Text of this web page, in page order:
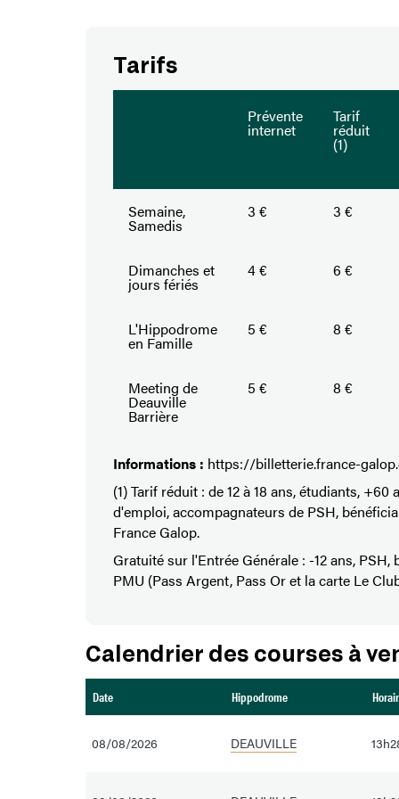
Tarifs
Prévente
internet
Tarif
réduit
(1)
Semaine,
Samedis
3 € 3 €
Dimanches et
jours fériés
4 € 6 €
L'Hippodrome
en Famille
5 € 8 €
Meeting de
Deauville
Barrière
5 € 8 €
Informations : https://billetterie.france-
(1) Tarif réduit : de 12 à 18 ans, étudiants, +60
d'emploi, accompagnateurs de PSH,
France Galop.
Gratuité sur l'Entrée Générale : -12 ans, PSH,
PMU (Pass Argent, Pass Or et la carte Le
Calendrier des courses à
Date Hippodrome
08/08/2026 DEAUVILLE